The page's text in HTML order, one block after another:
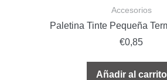
Accesorios
Paletina Tinte Pequeña
€0,85
Añadir al carrito